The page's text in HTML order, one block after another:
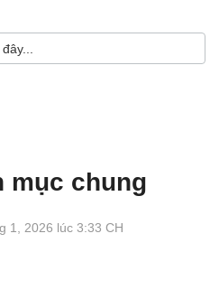
mục chung
1, 2026 lúc 3:33 CH